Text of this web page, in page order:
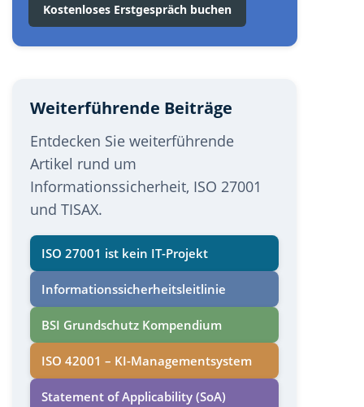
Kostenloses Erstgespräch buchen
Weiterführende Beiträge
Entdecken Sie weiterführende
Artikel rund um
Informationssicherheit, ISO 27001
und TISAX.
ISO 27001 ist kein IT-Projekt
Informations­sicherheits­leitlinie
BSI Grundschutz Kompendium
ISO 42001 – KI-Managementsystem
Statement of Applicability (SoA)